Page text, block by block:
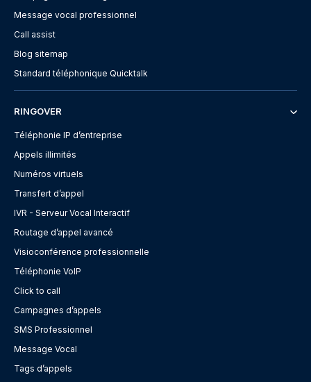
Message vocal professionnel
Call assist
Blog sitemap
Standard téléphonique Quicktalk
RINGOVER
Téléphonie IP d’entreprise
Appels illimités
Numéros virtuels
Transfert d’appel
IVR - Serveur Vocal Interactif
Routage d’appel avancé
Visioconférence professionnelle
Téléphonie VoIP
Click to call
Campagnes d’appels
SMS Professionnel
Message Vocal
Tags d’appels